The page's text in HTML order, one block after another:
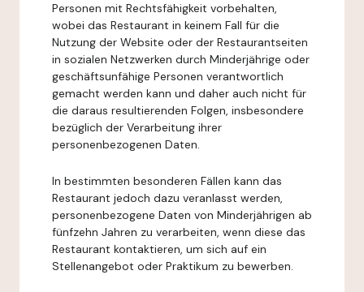
Personen mit Rechtsfähigkeit vorbehalten,
wobei das Restaurant in keinem Fall für die
Nutzung der Website oder der Restaurantseiten
in sozialen Netzwerken durch Minderjährige oder
geschäftsunfähige Personen verantwortlich
gemacht werden kann und daher auch nicht für
die daraus resultierenden Folgen, insbesondere
bezüglich der Verarbeitung ihrer
personenbezogenen Daten.
In bestimmten besonderen Fällen kann das
Restaurant jedoch dazu veranlasst werden,
personenbezogene Daten von Minderjährigen ab
fünfzehn Jahren zu verarbeiten, wenn diese das
Restaurant kontaktieren, um sich auf ein
Stellenangebot oder Praktikum zu bewerben.